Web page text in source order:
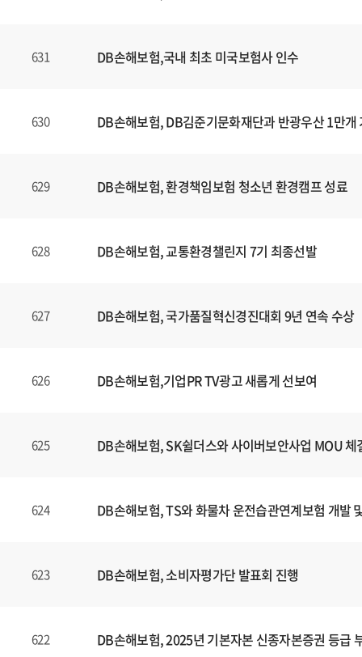
631 DB손해보험,국내 최초 미국보험사 인수
630 DB손해보험, DB김준기문화재단과 반광우산 1만개
629 DB손해보험, 환경책임보험 청소년 환경캠프 성료
628 DB손해보험, 교통환경챌린지 7기 최종선발
627 DB손해보험, 국가품질혁신경진대회 9년 연속 수상
626 DB손해보험,기업PR TV광고 새롭게 선보여
625 DB손해보험, SK쉴더스와 사이버보안사업 MOU 체
624 DB손해보험, TS와 화물차 운전습관연계보험 개발
623 DB손해보험, 소비자평가단 발표회 진행
622 DB손해보험, 2025년 기본자본 신종자본증권 등급